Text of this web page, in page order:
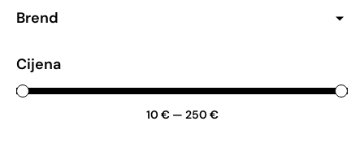
Brend
Cijena
10 €— 250 €